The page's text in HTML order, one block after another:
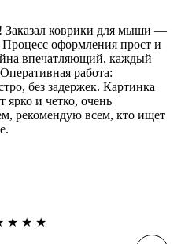
Заказал коврики для мыши —
Процесс оформления прост и
впечатляющий, каждый
работа:
без задержек. Картинка
ярко и четко, очень
рекомендую всем, кто ищет
★ ★ ★